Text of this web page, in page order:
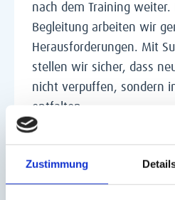
Zustimmung
nach dem Training weiter.
Begleitung arbeiten wir
Herausforderungen. Mit
stellen wir sicher, dass
nicht verpuffen, sondern
entfalten.
So wird aus Weiterbildung
Befähigungsprozess.
Anwendungsfälle